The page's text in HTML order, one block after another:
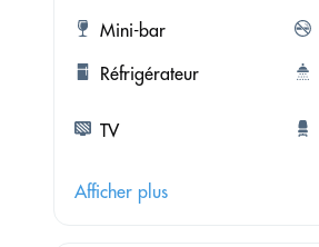
Mini-bar
Réfrigérateur
TV
Afficher plus